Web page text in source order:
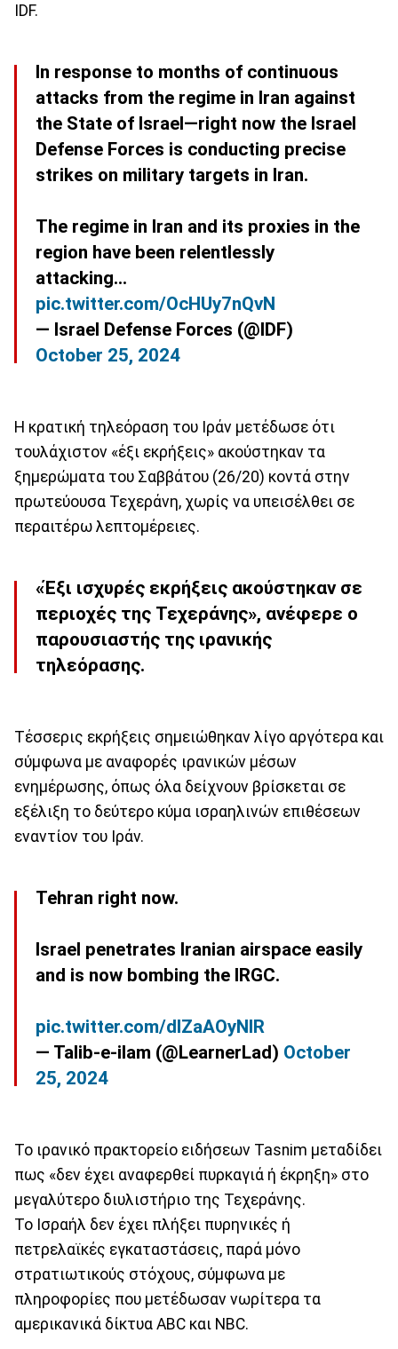
IDF.
In response to months of continuous
attacks from the regime in Iran against
the State of Israel—right now the Israel
Defense Forces is conducting precise
strikes on military targets in Iran.
The regime in Iran and its proxies in the
region have been relentlessly
attacking…
pic.twitter.com/OcHUy7nQvN
— Israel Defense Forces (@IDF)
October 25, 2024
Η κρατική τηλεόραση του Ιράν μετέδωσε ότι
τουλάχιστον «έξι εκρήξεις» ακούστηκαν τα
ξημερώματα του Σαββάτου (26/20) κοντά στην
πρωτεύουσα Τεχεράνη, χωρίς να υπεισέλθει σε
περαιτέρω λεπτομέρειες.
«Έξι ισχυρές εκρήξεις ακούστηκαν σε
περιοχές της Τεχεράνης», ανέφερε ο
παρουσιαστής της ιρανικής
τηλεόρασης.
Τέσσερις εκρήξεις σημειώθηκαν λίγο αργότερα και
σύμφωνα με αναφορές ιρανικών μέσων
ενημέρωσης, όπως όλα δείχνουν βρίσκεται σε
εξέλιξη το δεύτερο κύμα ισραηλινών επιθέσεων
εναντίον του Ιράν.
Tehran right now.
Israel penetrates Iranian airspace easily
and is now bombing the IRGC.
pic.twitter.com/dIZaAOyNIR
— Talib-e-ilam (@LearnerLad) October
25, 2024
Το ιρανικό πρακτορείο ειδήσεων Tasnim μεταδίδει
πως «δεν έχει αναφερθεί πυρκαγιά ή έκρηξη» στο
μεγαλύτερο διυλιστήριο της Τεχεράνης.
Το Ισραήλ δεν έχει πλήξει πυρηνικές ή
πετρελαϊκές εγκαταστάσεις, παρά μόνο
στρατιωτικούς στόχους, σύμφωνα με
πληροφορίες που μετέδωσαν νωρίτερα τα
αμερικανικά δίκτυα ABC και NBC.